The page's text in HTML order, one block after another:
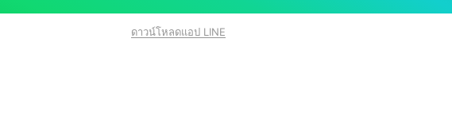
ดาวน์โหลดแอป LINE